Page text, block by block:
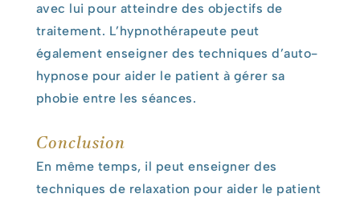
avec lui pour atteindre des objectifs de
traitement. L’hypnothérapeute peut
également enseigner des techniques d’auto-
hypnose pour aider le patient à gérer sa
phobie entre les séances.
Conclusion
En même temps, il peut enseigner des
techniques de relaxation pour aider le patient